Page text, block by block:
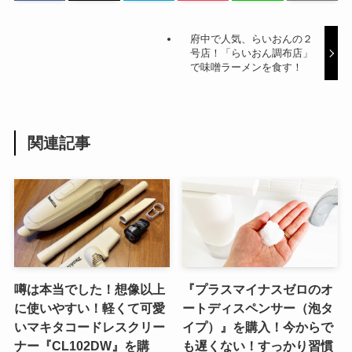
府中で人気、らいおんの２
号店！「らいおん調布店」
で味噌ラーメンを食す！
関連記事
噂は本当でした！想像以上
に使いやすい！軽くて可愛
いマキタコードレスクリー
ナー『CL102DW』を購
『プラスマイナスゼロのオ
ートディスペンサー（泡タ
イプ）』を購入！今からで
も遅くない！すっかり習慣